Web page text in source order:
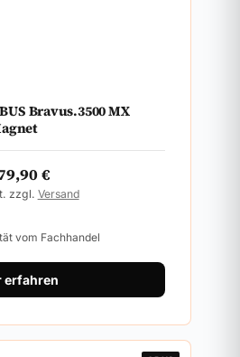
Bravus.3500 MX
€
zzgl. Versand
vom Fachhandel
erfahren